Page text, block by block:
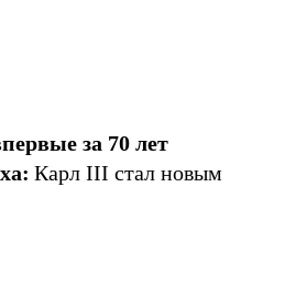
за 70 лет
Карл III стал новым